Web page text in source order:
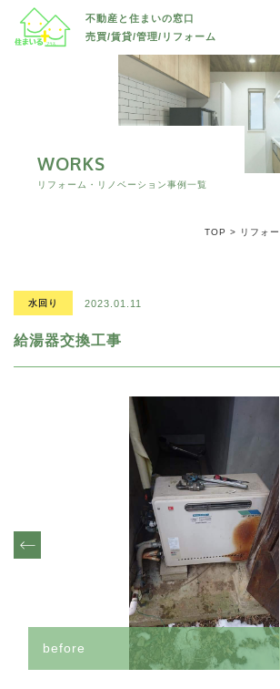
不動産と住まいの窓口
売買/賃貸/管理/リフォーム
売出物件を探す
すべて
マンション/アパート
賃貸物件を探す
駐車場/ 土地
その他(長野県外)
1K/1DK/1LDK
2K/2DK/2LDK
水回り
無料査定・不動産に関するお
住まいるプラスへいつでもお気軽にご
TEL.026-217-7074
- 受付時間 9:00〜19:00 -
（時間外も対応可能です。お気軽にご連絡
売却物件大募集
お問い合わせフォーム
WORKS
リフォーム・リノベーション事例一覧
TOP > リフォ
水回り 2023.01.11
給湯器交換工事
after
before